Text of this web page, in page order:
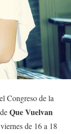
Congreso de la
Que Vuelvan
de 16 a 18